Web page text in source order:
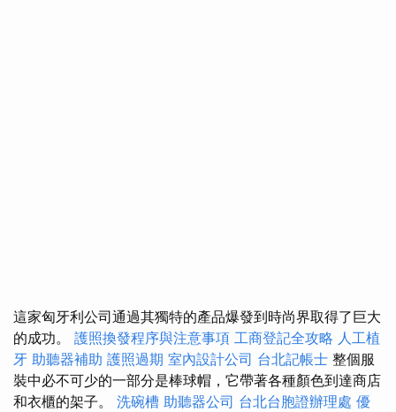
這家匈牙利公司通過其獨特的產品爆發到時尚界取得了巨大
的成功。 護照換發程序與注意事項 工商登記全攻略 人工植
牙 助聽器補助 護照過期 室內設計公司 台北記帳士 整個服
裝中必不可少的一部分是棒球帽，它帶著各種顏色到達商店
和衣櫃的架子。 洗碗槽 助聽器公司 台北台胞證辦理處 優